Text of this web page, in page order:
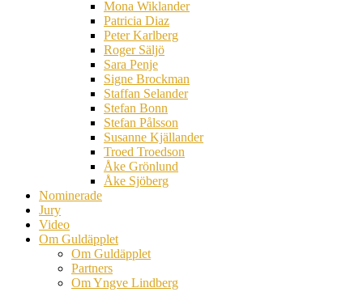
Mona Wiklander
Patricia Diaz
Peter Karlberg
Roger Säljö
Sara Penje
Signe Brockman
Staffan Selander
Stefan Bonn
Stefan Pålsson
Susanne Kjällander
Troed Troedson
Åke Grönlund
Åke Sjöberg
Nominerade
Jury
Video
Om Guldäpplet
Om Guldäpplet
Partners
Om Yngve Lindberg